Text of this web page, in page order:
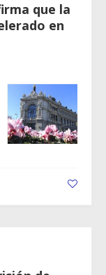
que la
en